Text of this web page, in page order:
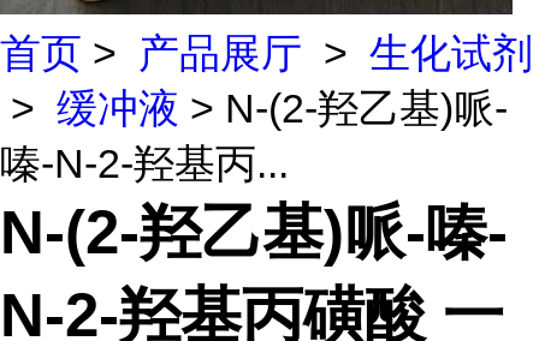
首页 > 产品展厅 > 生化试剂
> 缓冲液 > N-(2-羟乙基)哌-
嗪-N-2-羟基丙...
N-(2-羟乙基)哌-嗪-
N-2-羟基丙磺酸 一